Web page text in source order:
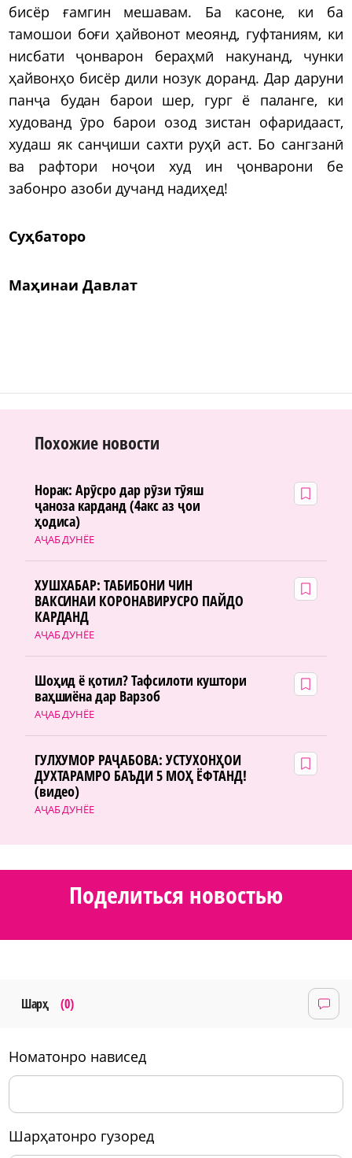
бисёр ғамгин мешавам. Ба касоне, ки ба
тамошои боғи ҳайвонот меоянд, гуфтаниям, ки
нисбати ҷонварон бераҳмӣ накунанд, чунки
ҳайвонҳо бисёр дили нозук доранд. Дар даруни
панҷа будан барои шер, гург ё паланге, ки
худованд ӯро барои озод зистан офаридааст,
худаш як санҷиши сахти руҳӣ аст. Бо сангзанӣ
ва рафтори ноҷои худ ин ҷонварони бе
забонро азоби дучанд надиҳед!
Суҳбаторо
Маҳинаи Давлат
Похожие новости
АҶАБ ДУНЁЕ
Норак: Арӯсро дар рӯзи тӯяш
ҷаноза карданд (4акс аз ҷои
ҳодиса)
АҶАБ ДУНЁЕ
ХУШХАБАР: ТАБИБОНИ ЧИН
ВАКСИНАИ КОРОНАВИРУСРО ПАЙДО
КАРДАНД
АҶАБ ДУНЁЕ
Шоҳид ё қотил? Тафсилоти куштори
ваҳшиёна дар Варзоб
АҶАБ ДУНЁЕ
ГУЛХУМОР РАҶАБОВА: УСТУХОНҲОИ
ДУХТАРАМРО БАЪДИ 5 МОҲ ЁФТАНД!
(видео)
Поделиться новостью
Шарҳ (0)
номатонро нависед
шарҳатонро гузоред